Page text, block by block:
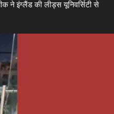
ने इंग्लैंड की लीड्स यूनिवर्सिटी से